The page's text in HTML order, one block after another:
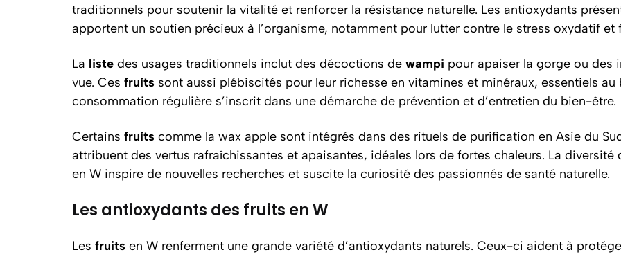
traditionnels pour soutenir la vitalité et renforcer la résistance naturelle. Les antioxydants
apportent un soutien précieux à l’organisme, notamment pour lutter contre le stress oxydatif et
La liste des usages traditionnels inclut des décoctions de wampi pour apaiser la gorge ou des
vue. Ces fruits sont aussi plébiscités pour leur richesse en vitamines et minéraux, essentiels
consommation régulière s’inscrit dans une démarche de prévention et d’entretien du bien-être.
Certains fruits comme la wax apple sont intégrés dans des rituels de purification en Asie du
attribuent des vertus rafraîchissantes et apaisantes, idéales lors de fortes chaleurs. La diversité
en W inspire de nouvelles recherches et suscite la curiosité des passionnés de santé naturelle.
Les antioxydants des fruits en W
Les fruits en W renferment une grande variété d’antioxydants naturels. Ceux-ci aident à